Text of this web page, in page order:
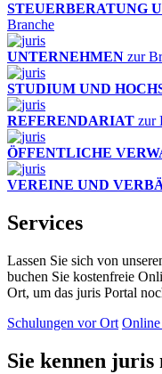
STEUERBERATUNG
Branche
UNTERNEHMEN zur
STUDIUM UND
REFERENDARIAT zur
ÖFFENTLICHE
VEREINE UND
Services
Lassen Sie sich von
buchen Sie kostenfreie
Ort, um das juris Portal
Schulungen vor Ort Online
Sie kennen juris